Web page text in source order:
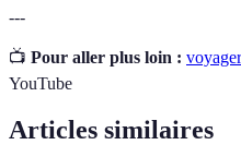
---
📺 Pour aller plus loin :
YouTube
Articles similaires